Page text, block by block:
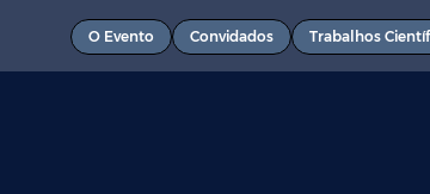
O Evento Convidados Trabalhos